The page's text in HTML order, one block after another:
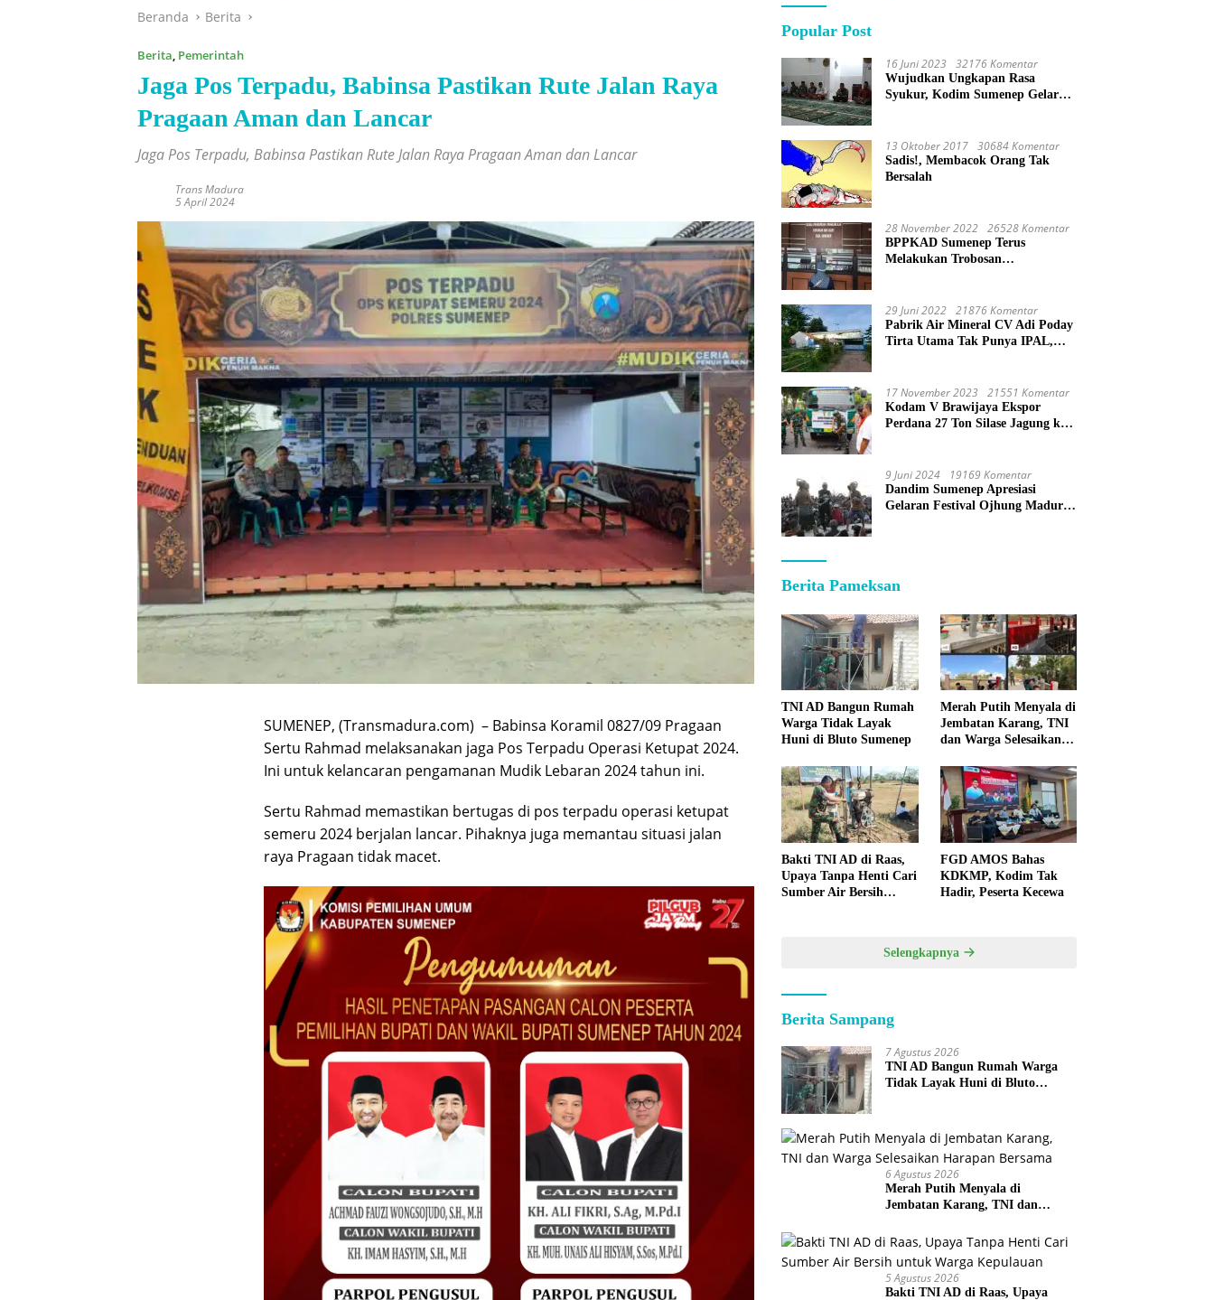
Beranda Berita
Berita Pemerintah
Jaga Pos Terpadu, Babinsa Pastikan Rute Jalan Raya
Pragaan Aman dan Lancar
Jaga Pos Terpadu, Babinsa Pastikan Rute Jalan Raya Pragaan Aman dan Lancar
Trans Madura
5 April 2024
SUMENEP, (Transmadura.com) – Babinsa Koramil 0827/09 Pragaan
Sertu Rahmad melaksanakan jaga Pos Terpadu Operasi Ketupat 2024.
Ini untuk kelancaran pengamanan Mudik Lebaran 2024 tahun ini.
Sertu Rahmad memastikan bertugas di pos terpadu operasi ketupat
semeru 2024 berjalan lancar. Pihaknya juga memantau situasi jalan
raya Pragaan tidak macet.
Popular Post
16 Juni 2023 32176 Komentar
Wujudkan Ungkapan Rasa
Syukur, Kodim Sumenep Gelar
13 Oktober 2017 30684 Komentar
Sadis!, Membacok Orang Tak
Bersalah
28 November 2022 26528 Komentar
BPPKAD Sumenep Terus
Melakukan Trobosan
29 Juni 2022 21876 Komentar
Pabrik Air Mineral CV Adi Poday
Tirta Utama Tak Punya IPAL,
17 November 2023 21551 Komentar
Kodam V Brawijaya Ekspor
Perdana 27 Ton Silase Jagung ke
9 Juni 2024 19169 Komentar
Dandim Sumenep Apresiasi
Gelaran Festival Ojhung Madura
Berita Pameksan
TNI AD Bangun Rumah
Warga Tidak Layak
Huni di Bluto Sumenep
Merah Putih Menyala di
Jembatan Karang, TNI
dan Warga Selesaikan
Bakti TNI AD di Raas,
Upaya Tanpa Henti Cari
Sumber Air Bersih
FGD AMOS Bahas
KDKMP, Kodim Tak
Hadir, Peserta Kecewa
Selengkapnya
Berita Sampang
7 Agustus 2026
TNI AD Bangun Rumah Warga
Tidak Layak Huni di Bluto
6 Agustus 2026
Merah Putih Menyala di
Jembatan Karang, TNI dan
Bersama
5 Agustus 2026
Bakti TNI AD di Raas, Upaya